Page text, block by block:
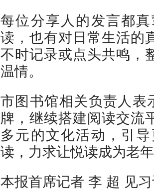
每位分享人的发言都
读，也有对日常生活的
不时记录或点头共鸣，
温情。
市图书馆相关负责人表
牌，继续搭建阅读交流
多元的文化活动，引
读，力求让悦读成为老
本报首席记者 李 超 见